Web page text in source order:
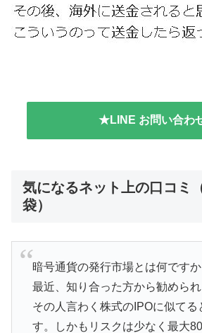
★LINE お問い合わ
気になるネット上の口コミ
袋）
暗号通貨の発行市場とは何ですか
最近、知り合った方から勧められ
その人言わく株式のIPOに似てる
す。しかもリスクは少なく最大